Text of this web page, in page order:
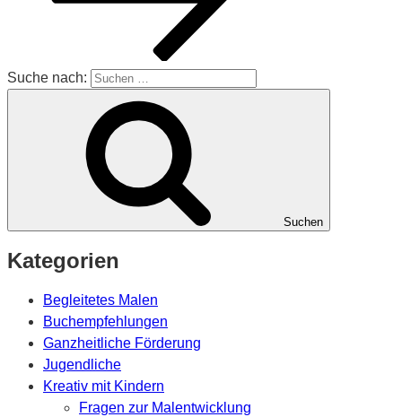
Suche nach:
Suchen
Kategorien
Begleitetes Malen
Buchempfehlungen
Ganzheitliche Förderung
Jugendliche
Kreativ mit Kindern
Fragen zur Malentwicklung